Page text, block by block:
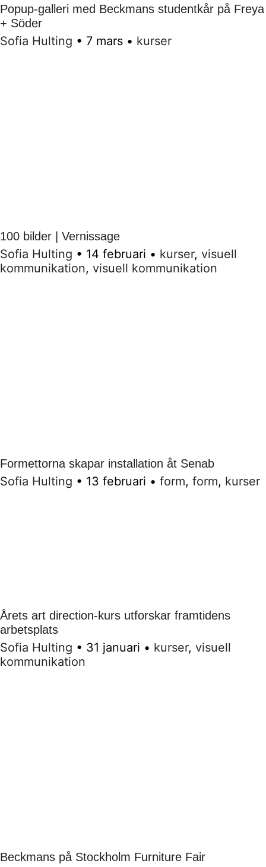
Popup-galleri med Beckmans studentkår på Freya
+ Söder
Sofia Hulting • 7 mars • kurser
100 bilder | Vernissage
Sofia Hulting • 14 februari • kurser, visuell
kommunikation, visuell kommunikation
Formettorna skapar installation åt Senab
Sofia Hulting • 13 februari • form, form, kurser
Årets art direction-kurs utforskar framtidens
arbetsplats
Sofia Hulting • 31 januari • kurser, visuell
kommunikation
Beckmans på Stockholm Furniture Fair